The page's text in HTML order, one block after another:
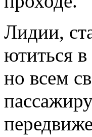
Лидии,
ютиться в
но всем